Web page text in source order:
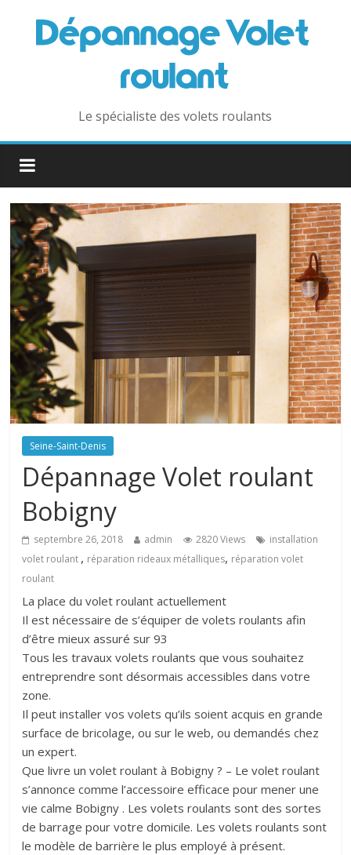
Le spécialiste des volets roulants
Seine-Saint-Denis
Dépannage Volet roulant
Bobigny
septembre 26, 2018 admin 2820 Views
installation
volet roulant , réparation rideaux métalliques, réparation volet
roulant
La place du volet roulant actuellement
Il est nécessaire de s’équiper de volets roulants afin
d’être mieux assuré sur 93
Tous les travaux volets roulants que vous souhaitez
entreprendre sont désormais accessibles dans votre
zone.
Il peut installer vos volets qu’ils soient acquis en grande
surface de bricolage, ou sur le web, ou demandés chez
un expert.
Que livre un volet roulant à Bobigny ? – Le volet roulant
s’annonce comme l’accessoire efficace pour mener une
vie calme Bobigny . Les volets roulants sont des sortes
de barrage pour votre domicile. Les volets roulants sont
le modèle de barrière le plus employé à présent.